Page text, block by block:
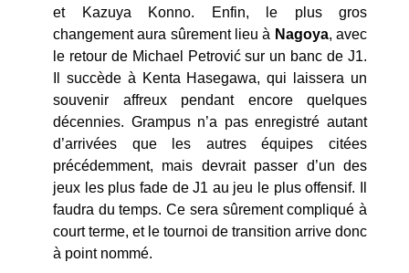
et Kazuya Konno. Enfin, le plus gros
changement aura sûrement lieu à Nagoya, avec
le retour de Michael Petrović sur un banc de J1.
Il succède à Kenta Hasegawa, qui laissera un
souvenir affreux pendant encore quelques
décennies. Grampus n’a pas enregistré autant
d’arrivées que les autres équipes citées
précédemment, mais devrait passer d’un des
jeux les plus fade de J1 au jeu le plus offensif. Il
faudra du temps. Ce sera sûrement compliqué à
court terme, et le tournoi de transition arrive donc
à point nommé.